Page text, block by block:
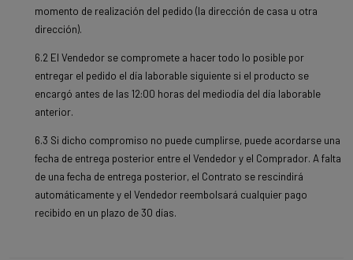
momento de realización del pedido (la dirección de casa u otra
dirección).
6.2 El Vendedor se compromete a hacer todo lo posible por
entregar el pedido el día laborable siguiente si el producto se
encargó antes de las 12:00 horas del mediodía del día laborable
anterior.
6.3 Si dicho compromiso no puede cumplirse, puede acordarse una
fecha de entrega posterior entre el Vendedor y el Comprador. A falta
de una fecha de entrega posterior, el Contrato se rescindirá
automáticamente y el Vendedor reembolsará cualquier pago
recibido en un plazo de 30 días.